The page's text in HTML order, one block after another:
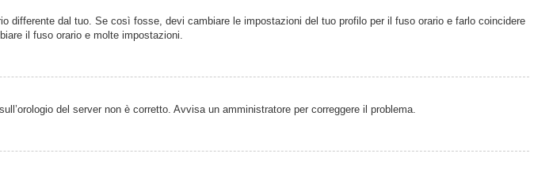
differente dal tuo. Se così fosse, devi cambiare le impostazioni del tuo profilo per il fuso orario e farlo coincidere
il fuso orario e molte impostazioni.
del server non è corretto. Avvisa un amministratore per correggere il problema.